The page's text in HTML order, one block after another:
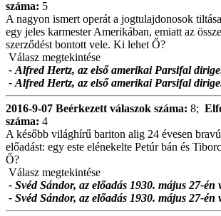
száma: 5
A nagyon ismert operát a jogtulajdonosok
egy jeles karmester Amerikában, emiatt az
szerződést bontott vele. Ki lehet Ő?
Válasz megtekintése
- Alfred Hertz, az első amerikai Parsifal
- Alfred Hertz, az első amerikai Parsifal
2016-9-07 Beérkezett válaszok száma: 8;
száma: 4
A később világhírű bariton alig 24 évesen
előadást: egy este elénekelte Petúr bán és
Ő?
Válasz megtekintése
- Svéd Sándor, az előadás 1930. május 27-én
- Svéd Sándor, az előadás 1930. május 27-én